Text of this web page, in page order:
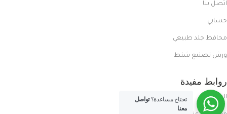
اتصل بنا
حسابي
محافظ جلد طبيعي
ورش تصنيع شنط
روابط مفيدة
المدونة تحتاج مساعدة؟تواصل
معنا